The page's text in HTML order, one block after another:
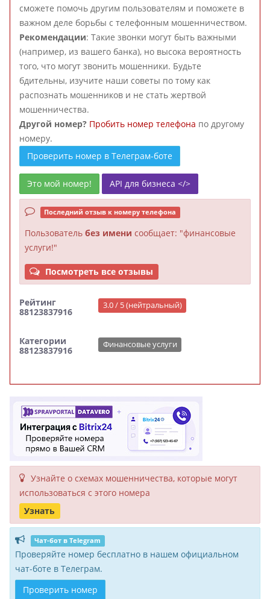
сможете помочь другим пользователям и поможете в
важном деле борьбы с телефонным мошенничеством.
Рекомендации: Такие звонки могут быть важными
(например, из вашего банка), но высока вероятность
того, что могут звонить мошенники. Будьте
бдительны, изучите наши советы по тому как
распознать мошенников и не стать жертвой
мошенничества.
Другой номер? Пробить номер телефона по другому
номеру.
Проверить номер в Телеграм-боте
Это мой номер! API для бизнеса </>
Последний отзыв к номеру телефона
Пользователь без имени сообщает: "финансовые
услуги!"
Посмотреть все отзывы
Рейтинг
88123837916
3.0 / 5 (нейтральный)
Категории
88123837916
Финансовые услуги
Узнайте о схемах мошенни­чества, кото­рые могут
исполь­зоваться с этого номера
Узнать
Чат-бот в Telegram
Проверяйте номер бесплатно в нашем официальном
чат-боте в Телеграм.
Проверить номер